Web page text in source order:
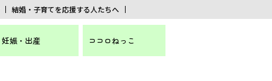
結婚・子育てを応援する人たちへ
妊娠・出産 ココロねっこ